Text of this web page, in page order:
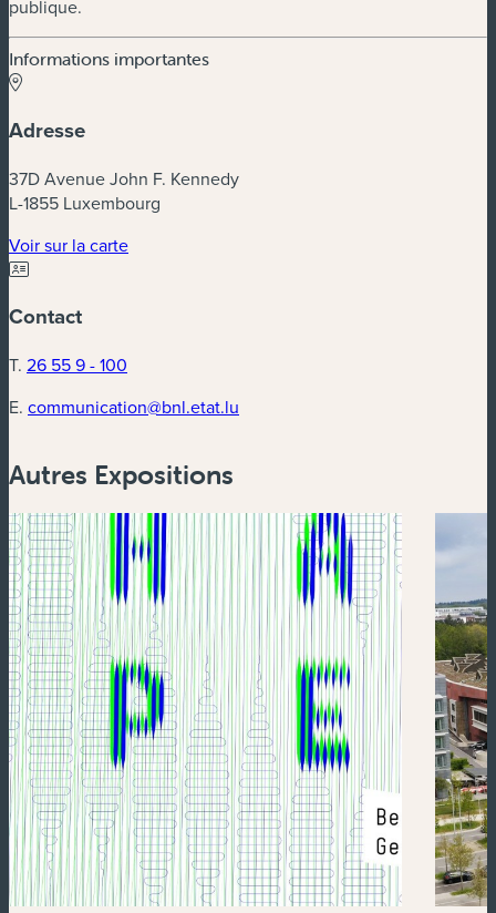
publique.
Informations importantes
Adresse
37D Avenue John F. Kennedy
L-1855 Luxembourg
Voir sur la carte(nouvelle fenêtre)
Contact
T. 26 55 9 - 100
E. communication@bnl.etat.lu
Autres Expositions